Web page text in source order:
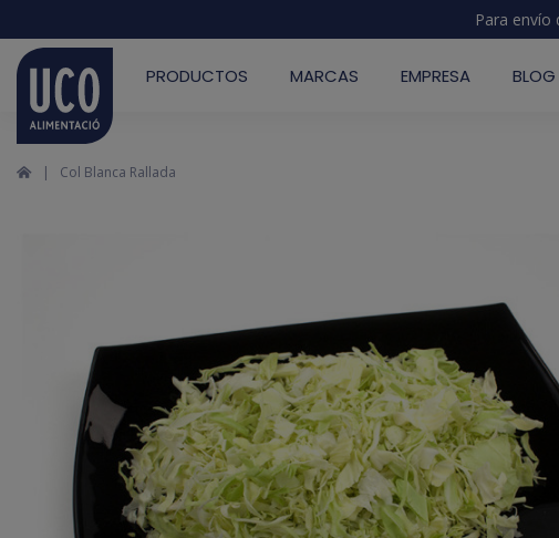
Para
PRODUCTOS MARCAS EMPRESA BLOG
Col Blanca Rallada